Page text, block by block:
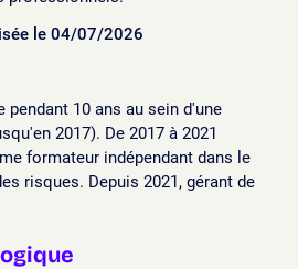
le 04/07/2026
pendant 10 ans au sein d'une
2017). De 2017 à 2021
formateur indépendant dans le
risques. Depuis 2021, gérant de